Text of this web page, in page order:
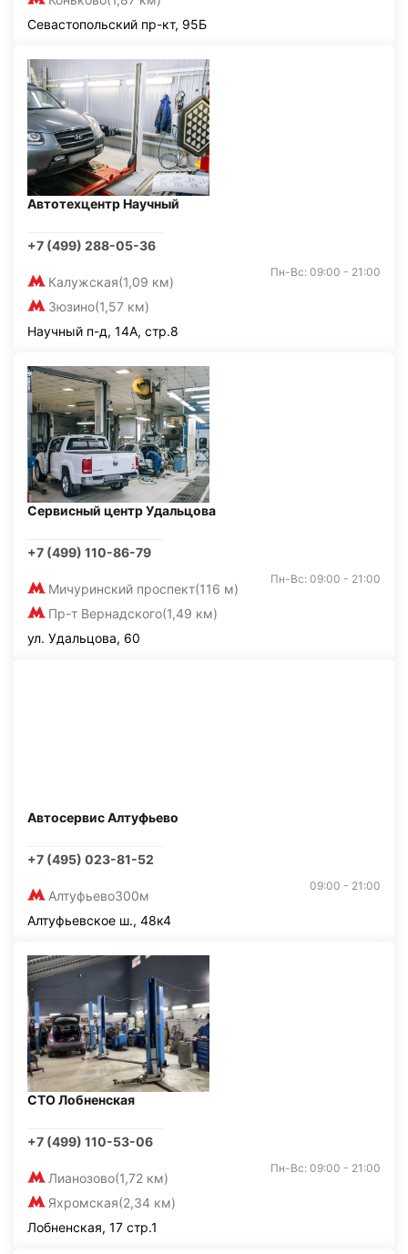
Севастопольский пр-кт, 95Б
Автотехцентр Научный
+7 (499) 288-05-36
Калужская(1,09 км)
Зюзино(1,57 км)
Пн-Вс: 09:00 - 21:00
Научный п-д, 14А, стр.8
Сервисный центр Удальцова
+7 (499) 110-86-79
Мичуринский проспект(116 м)
Пр-т Вернадского(1,49 км)
Пн-Вс: 09:00 - 21:00
ул. Удальцова, 60
Автосервис Алтуфьево
+7 (495) 023-81-52
Алтуфьево300м
09:00 - 21:00
Алтуфьевское ш., 48к4
СТО Лобненская
+7 (499) 110-53-06
Лианозово(1,72 км)
Яхромская(2,34 км)
Пн-Вс: 09:00 - 21:00
Лобненская, 17 стр.1